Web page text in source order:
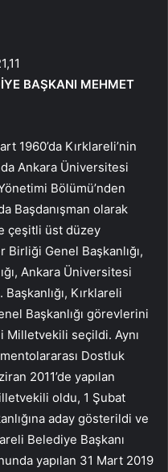
BAŞKANI MEHMET
1960’da Kırklareli’nin
Ankara Üniversitesi
Bölümü’nden
Başdanışman olarak
çeşitli üst düzey
Genel Başkanlığı,
Ankara Üniversitesi
Kırklareli
Başkanlığı görevlerini
Milletvekili seçildi. Aynı
Dostluk
2011’de yapılan
oldu, 1 Şubat
aday gösterildi ve
Belediye Başkanı
yapılan 31 Mart 2019